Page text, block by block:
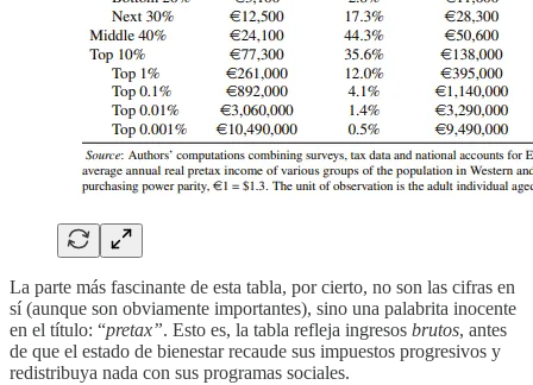
La parte más fascinante de esta tabla, por cierto, no son las cifras en
sí (aunque son obviamente importantes), sino una palabrita inocente
en el título: “pretax”. Esto es, la tabla refleja ingresos brutos, antes
de que el estado de bienestar recaude sus impuestos progresivos y
redistribuya nada con sus programas sociales.